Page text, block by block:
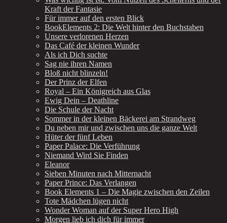
Kraft der Fantasie
Für immer auf den ersten Blick
BookElements 2: Die Welt hinter den Buchstaben
Unsere verlorenen Herzen
Das Café der kleinen Wunder
Als ich Dich suchte
Sag nie ihren Namen
Bloß nicht blinzeln!
Der Prinz der Elfen
Royal – Ein Königreich aus Glas
Ewig Dein – Deathline
Die Schule der Nacht
Sommer in der kleinen Bäckerei am Strandweg
Du neben mir und zwischen uns die ganze Welt
Hüter der fünf Leben
Paper Palace: Die Verführung
Niemand Wird Sie Finden
Eleanor
Sieben Minuten nach Mitternacht
Paper Prince: Das Verlangen
Book Elements 1 – Die Magie zwischen den Zeilen
Tote Mädchen lügen nicht
Wonder Woman auf der Super Hero High
Morgen lieb ich dich für immer